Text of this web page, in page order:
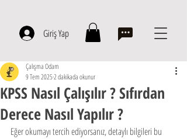
Giriş Yap
KPSS Nasıl Çalışılır ? Sıfırdan
Derece Nasıl Yapılır ?
Çalışma Odam
9 Tem 20252 dakikada okunur
Eğer okumayı tercih ediyorsanız, detaylı bilgileri bu